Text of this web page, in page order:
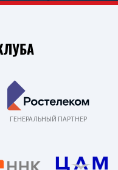
ГЕНЕРАЛЬНЫЙ ПАРТНЕР